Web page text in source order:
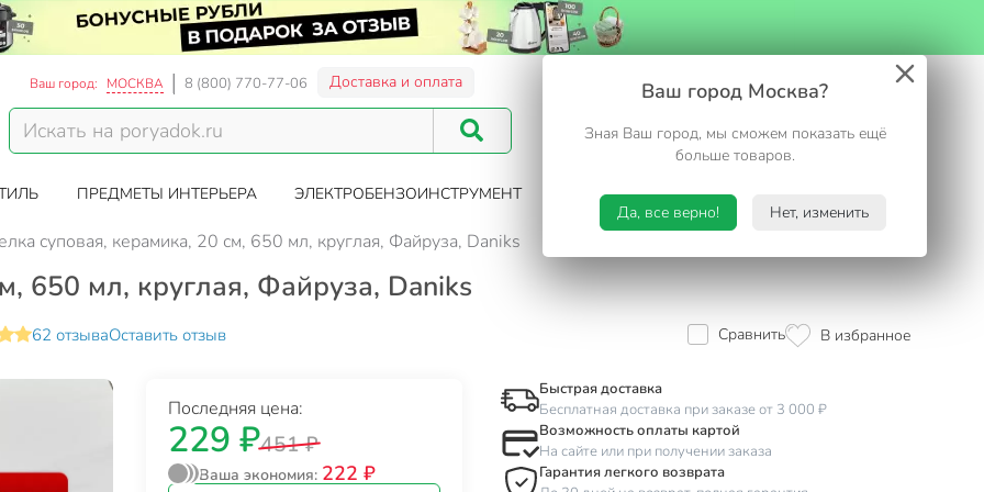
Ваш город Москва?
Зная Ваш город, мы сможем показать ещё
больше товаров.
Да, все верно! Нет, изменить
Ваш город: МОСКВА 8 (800) 770-77-06 Доставка и оплата
Корзина
ПРЕДМЕТЫ ИНТЕРЬЕРА ЭЛЕКТРОБЕНЗОИНСТРУМЕНТ САД И ОГОРОД ТУРИЗМ. ОТДЫХ НА ДАЧЕ
суповая, керамика, 20 см, 650 мл, круглая, Файруза, Daniks
650 мл, круглая, Файруза, Daniks
62 отзываОставить отзыв Сравнить В избранное
Последняя цена:
229 ₽451 ₽
Ваша экономия: 222 ₽
Быстрая доставка
Бесплатная доставка при заказе от 3 000 ₽
Возможность оплаты картой
На сайте или при получении заказа
Гарантия легкого возврата